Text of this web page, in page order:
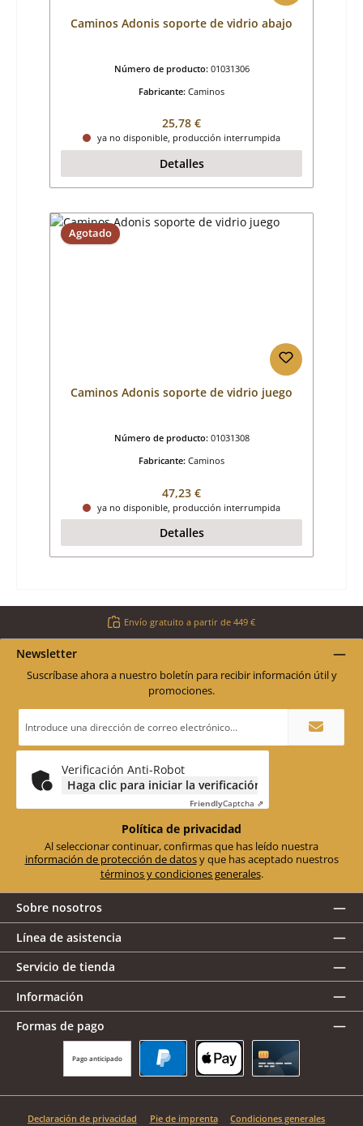
Caminos Adonis soporte de vidrio abajo
Número de producto: 01031306
Fabricante: Caminos
Precio normal:
25,78 €
ya no disponible, producción interrumpida
Detalles
Agotado
Caminos Adonis soporte de vidrio juego
Número de producto: 01031308
Fabricante: Caminos
Precio normal:
47,23 €
ya no disponible, producción interrumpida
Detalles
Envío gratuito a partir de 449 €
Newsletter
Suscríbase ahora a nuestro boletín para recibir información útil y
promociones.
de
correo
electrónico
Verificación Anti-Robot
Haga clic para iniciar la verificación
FriendlyCaptcha ⇗
Política de privacidad
información de protección de datos
y que has aceptado nuestros
términos y condiciones generales.
Sobre nosotros
Línea de asistencia
Servicio de tienda
Información
Formas de pago
Pago anticipado
Declaración de privacidad Pie de imprenta
Condiciones generales